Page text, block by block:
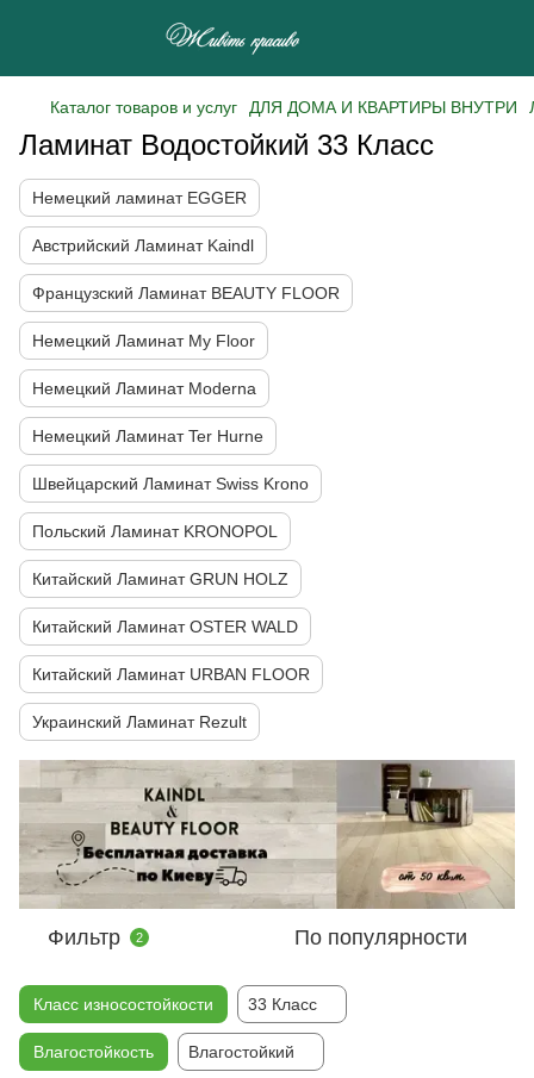
Каталог товаров и услуг ДЛЯ ДОМА И КВАРТИРЫ ВНУТРИ
Ламинат Водостойкий 33 Класс
Немецкий ламинат EGGER
Австрийский Ламинат Kaindl
Французcкий Ламинат BEAUTY FLOOR
Немецкий Ламинат My Floor
Немецкий Ламинат Moderna
Немецкий Ламинат Ter Hurne
Швейцарский Ламинат Swiss Krono
Польский Ламинат KRONOPOL
Китайский Ламинат GRUN HOLZ
Китайский Ламинат OSTER WALD
Китайский Ламинат URBAN FLOOR
Украинский Ламинат Rezult
Фильтр 2 По популярности
Класс износостойкости 33 Класс
Влагостойкость Влагостойкий